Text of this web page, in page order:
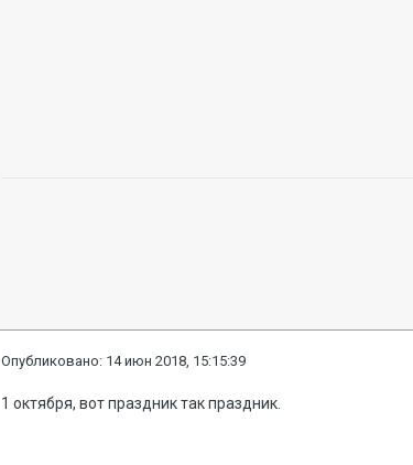
Опубликовано: 14 июн 2018, 15:15:39
1 октября, вот праздник так праздник.